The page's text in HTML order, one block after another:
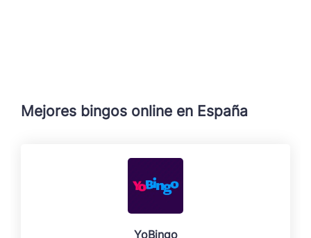
Mejores bingos online en España
YoBingo